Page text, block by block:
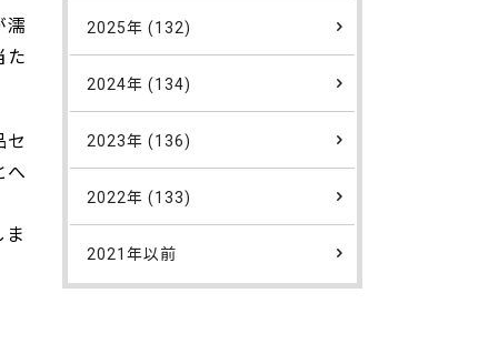
濡
た
セ
へ
2025年 (132)
2024年 (134)
2023年 (136)
2022年 (133)
2021年以前